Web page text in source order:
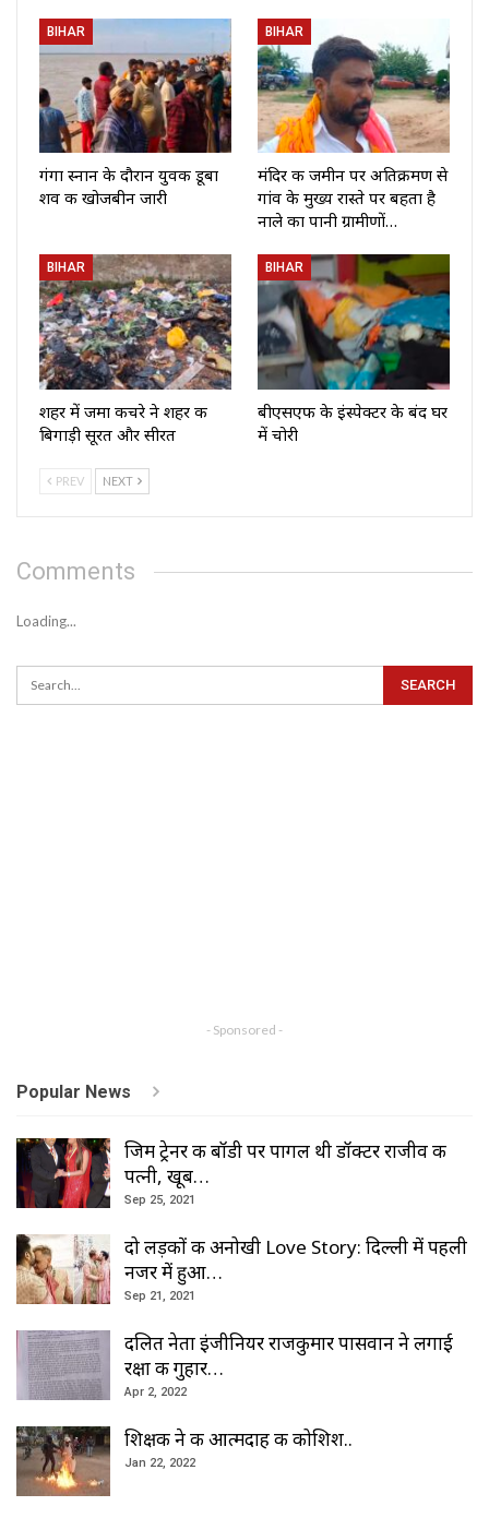
BIHAR
गंगा स्नान के दौरान युवक डूबा
शव की खोजबीन जारी
BIHAR
मंदिर की जमीन पर अतिक्रमण से
गांव के मुख्य रास्ते पर बहता है
नाले का पानी ग्रामीणों…
BIHAR
शहर में जमा कचरे ने शहर की
बिगाड़ी सूरत और सीरत
BIHAR
बीएसएफ के इंस्पेक्टर के बंद घर
में चोरी
PREV NEXT
Comments
Loading...
- Sponsored -
Popular News
जिम ट्रेनर की बॉडी पर पागल थी डॉक्टर राजीव की
पत्नी, खूब…
Sep 25, 2021
दो लड़कों की अनोखी Love Story: दिल्ली में पहली
नजर में हुआ…
Sep 21, 2021
दलित नेता इंजीनियर राजकुमार पासवान ने लगाई
रक्षा की गुहार…
Apr 2, 2022
शिक्षक ने की आत्मदाह की कोशिश..
Jan 22, 2022